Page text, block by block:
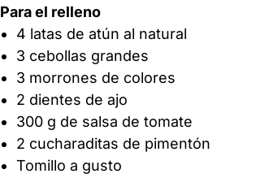
Para el relleno
4 latas de atún al natural
3 cebollas grandes
3 morrones de colores
2 dientes de ajo
300 g de salsa de tomate
2 cucharaditas de pimentón
Tomillo a gusto